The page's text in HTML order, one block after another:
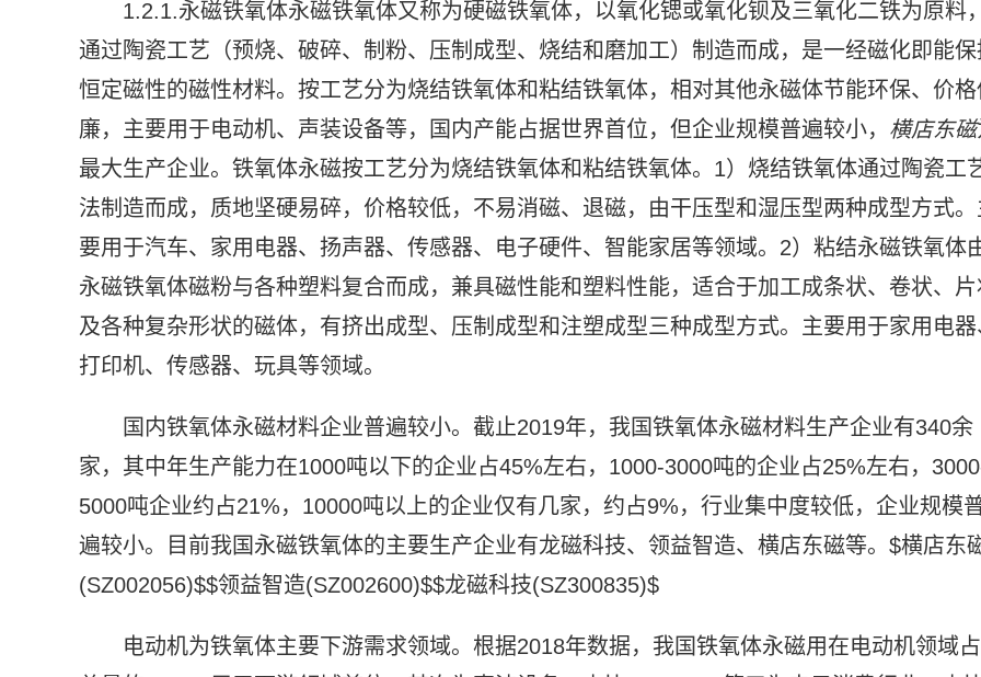
1.2.1.永磁铁氧体永磁铁氧体又称为硬磁铁氧体，以氧化锶或氧化钡及三氧化二铁为原料，
通过陶瓷工艺（预烧、破碎、制粉、压制成型、烧结和磨加工）制造而成，是一经磁化即能保
恒定磁性的磁性材料。按工艺分为烧结铁氧体和粘结铁氧体，相对其他永磁体节能环保、价格
廉，主要用于电动机、声装设备等，国内产能占据世界首位，但企业规模普遍较小， 横店东磁
最大生产企业。铁氧体永磁按工艺分为烧结铁氧体和粘结铁氧体。1）烧结铁氧体通过陶瓷工
法制造而成，质地坚硬易碎，价格较低，不易消磁、退磁，由干压型和湿压型两种成型方式。
要用于汽车、家用电器、扬声器、传感器、电子硬件、智能家居等领域。2）粘结永磁铁氧体
永磁铁氧体磁粉与各种塑料复合而成，兼具磁性能和塑料性能，适合于加工成条状、卷状、片
及各种复杂形状的磁体，有挤出成型、压制成型和注塑成型三种成型方式。主要用于家用电器
打印机、传感器、玩具等领域。
国内铁氧体永磁材料企业普遍较小。截止2019年，我国铁氧体永磁材料生产企业有340余
家，其中年生产能力在1000吨以下的企业占45%左右，1000-3000吨的企业占25%左右，
5000吨企业约占21%，10000吨以上的企业仅有几家，约占9%，行业集中度较低，企业规模
遍较小。目前我国永磁铁氧体的主要生产企业有龙磁科技、领益智造、横店东磁等。$横店东
(SZ002056)$$领益智造(SZ002600)$$龙磁科技(SZ300835)$
电动机为铁氧体主要下游需求领域。根据2018年数据，我国铁氧体永磁用在电动机领域占